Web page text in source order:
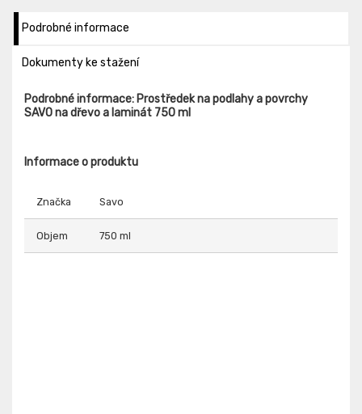
Podrobné informace
Dokumenty ke stažení
Podrobné informace: Prostředek na podlahy a povrchy
SAVO na dřevo a laminát 750 ml
Informace o produktu
Značka Savo
Objem 750 ml